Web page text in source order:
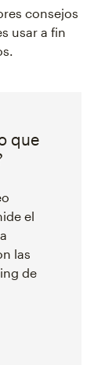
consejos
usar a fin
que
el
las
de